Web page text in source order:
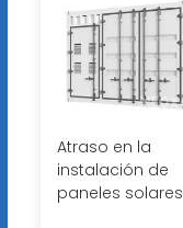
Atraso en la
instalación de
paneles solares